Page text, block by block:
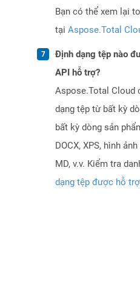
Bạn có thể xem lại
tại Aspose.Total
Định dạng tệp nào
API hỗ trợ?
Aspose.Total Cloud
dạng tệp từ bất kỳ
bất kỳ dòng sản
DOCX, XPS, hình
MD, v.v. Kiểm tra
dạng tệp được hỗ trợ